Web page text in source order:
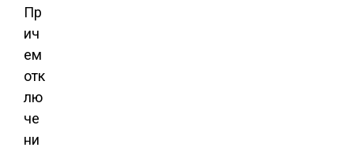
Пр
ич
ем
отк
лю
че
ни